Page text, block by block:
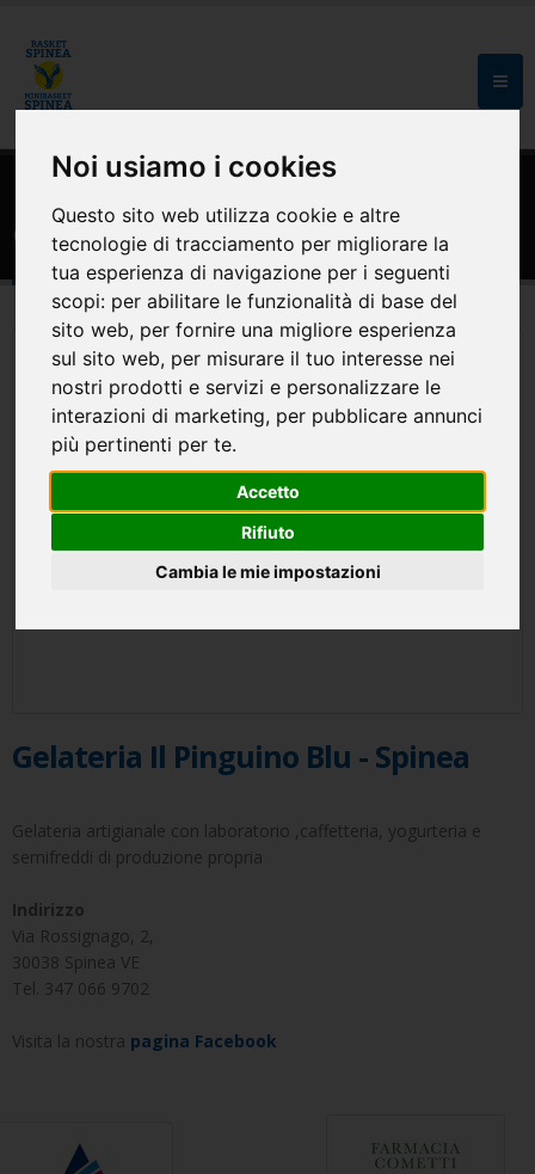
Noi usiamo i cookies
Questo sito web utilizza cookie e altre
tecnologie di tracciamento per migliorare la
tua esperienza di navigazione per i seguenti
scopi: per abilitare le funzionalità di base del
sito web, per fornire una migliore esperienza
sul sito web, per misurare il tuo interesse nei
nostri prodotti e servizi e personalizzare le
interazioni di marketing, per pubblicare annunci
più pertinenti per te.
Accetto
Rifiuto
Cambia le mie impostazioni
Gelateria Il Pinguino Blu Spinea
Gelateria Il Pinguino Blu - Spinea
Gelateria artigianale con laboratorio ,caffetteria, yogurteria e
semifreddi di produzione propria
Indirizzo
Via Rossignago, 2,
30038 Spinea VE
Tel. 347 066 9702
Visita la nostra pagina Facebook